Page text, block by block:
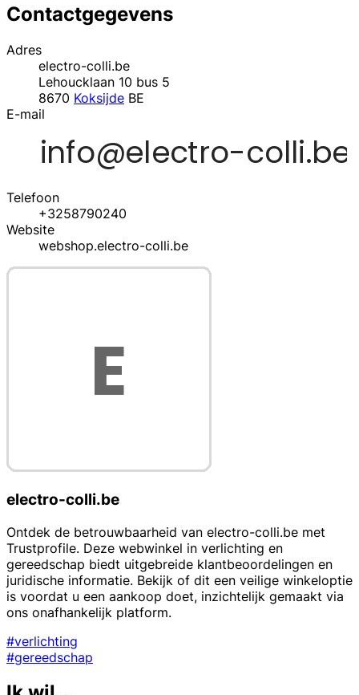
Contactgegevens
Adres
electro-colli.be
Lehoucklaan 10 bus 5
8670 Koksijde BE
E-mail
Telefoon
+3258790240
Website
webshop.electro-colli.be
electro-colli.be
Ontdek de betrouwbaarheid van electro-colli.be met
Trustprofile. Deze webwinkel in verlichting en
gereedschap biedt uitgebreide klantbeoordelingen en
juridische informatie. Bekijk of dit een veilige winkeloptie
is voordat u een aankoop doet, inzichtelijk gemaakt via
ons onafhankelijk platform.
#verlichting
#gereedschap